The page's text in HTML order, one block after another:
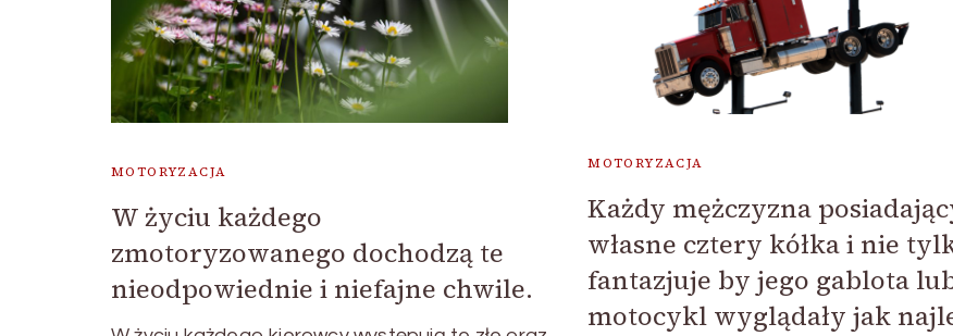
MOTORYZACJA
W życiu każdego
zmotoryzowanego dochodzą te
nieodpowiednie i niefajne chwile.
MOTORYZACJA
Każdy mężczyzna
własne cztery kółka i nie
fantazjuje by jego gablota
motocykl wyglądały jak